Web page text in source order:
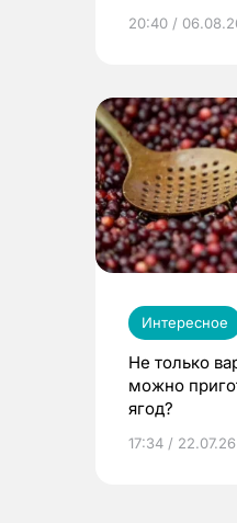
20:40 /
Интересное
Не только
можно
ягод?
17:34 / 22.07.26